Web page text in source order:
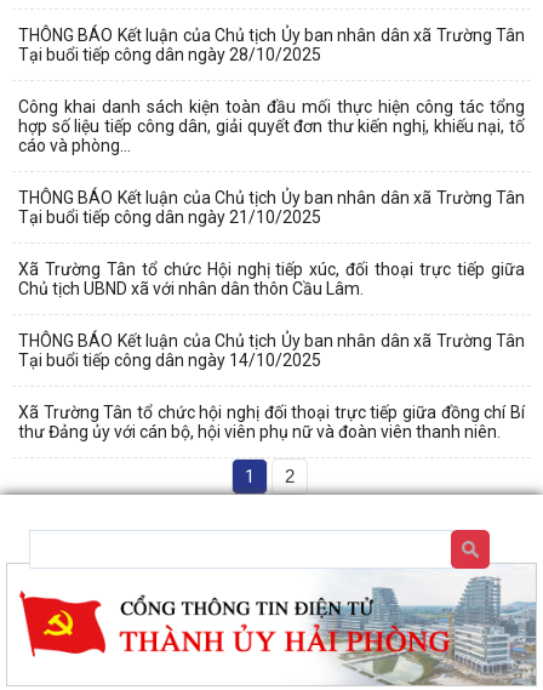
THÔNG BÁO Kết luận của Chủ tịch Ủy ban nhân dân xã Trường Tân
Tại buổi tiếp công dân ngày 28/10/2025
Công khai danh sách kiện toàn đầu mối thực hiện công tác tổng
hợp số liệu tiếp công dân, giải quyết đơn thư kiến nghị, khiếu nại, tố
cáo và phòng...
THÔNG BÁO Kết luận của Chủ tịch Ủy ban nhân dân xã Trường Tân
Tại buổi tiếp công dân ngày 21/10/2025
Xã Trường Tân tổ chức Hội nghị tiếp xúc, đối thoại trực tiếp giữa
Chủ tịch UBND xã với nhân dân thôn Cầu Lâm.
THÔNG BÁO Kết luận của Chủ tịch Ủy ban nhân dân xã Trường Tân
Tại buổi tiếp công dân ngày 14/10/2025
Xã Trường Tân tổ chức hội nghị đối thoại trực tiếp giữa đồng chí Bí
thư Đảng ủy với cán bộ, hội viên phụ nữ và đoàn viên thanh niên.
1 2